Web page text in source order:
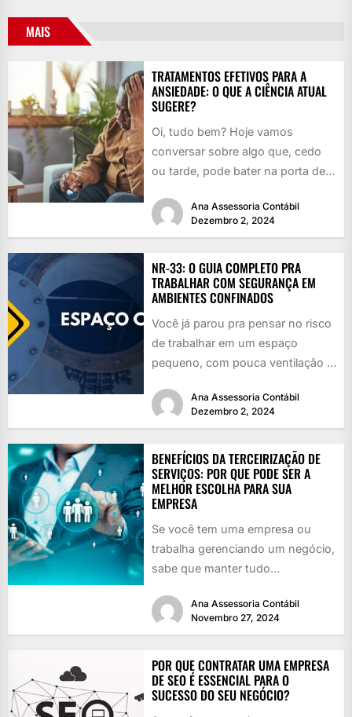
MAIS
TRATAMENTOS EFETIVOS PARA A
ANSIEDADE: O QUE A CIÊNCIA ATUAL
SUGERE?
Oi, tudo bem? Hoje vamos
conversar sobre algo que, cedo
ou tarde, pode bater na porta de
Ana Assessoria Contábil
Dezembro 2, 2024
NR-33: O GUIA COMPLETO PRA
TRABALHAR COM SEGURANÇA EM
AMBIENTES CONFINADOS
Você já parou pra pensar no risco
de trabalhar em um espaço
pequeno, com pouca ventilação e
Ana Assessoria Contábil
Dezembro 2, 2024
BENEFÍCIOS DA TERCEIRIZAÇÃO DE
SERVIÇOS: POR QUE PODE SER A
MELHOR ESCOLHA PARA SUA
EMPRESA
Se você tem uma empresa ou
trabalha gerenciando um negócio,
sabe que manter tudo
pratos...Ana Assessoria Contábil
Novembro 27, 2024
POR QUE CONTRATAR UMA EMPRESA
DE SEO É ESSENCIAL PARA O
SUCESSO DO SEU NEGÓCIO?